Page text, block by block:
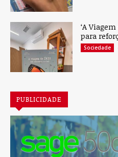
‘A
para
Sociedade
PUBLICIDADE